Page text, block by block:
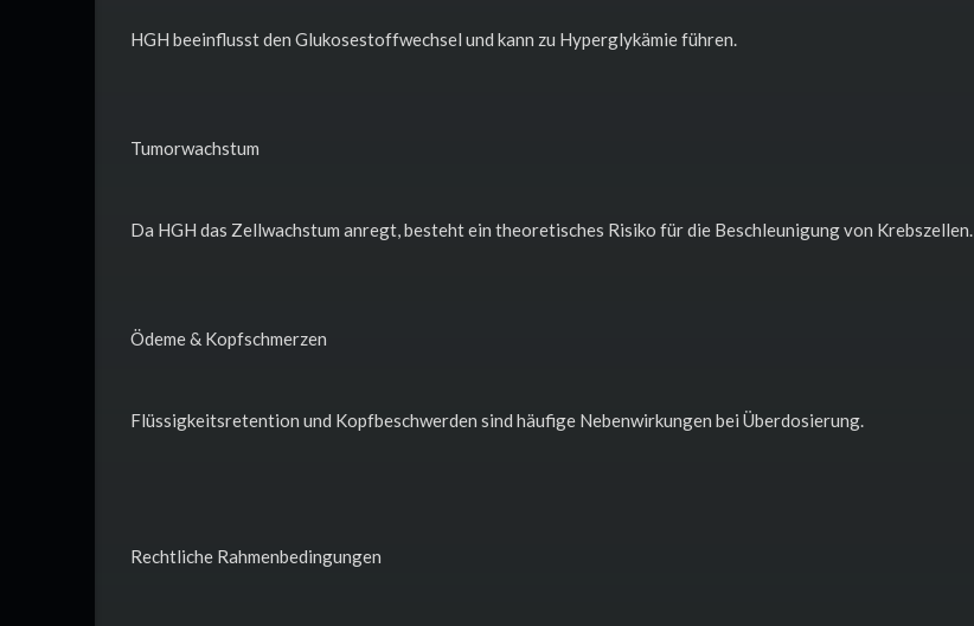
HGH beeinflusst den Glukosestoffwechsel und kann zu Hyperglykämie führen.
Tumorwachstum
Da HGH das Zellwachstum anregt, besteht ein theoretisches Risiko für die Beschleunigung von Krebszellen.
Ödeme & Kopfschmerzen
Flüssigkeitsretention und Kopfbeschwerden sind häufige Nebenwirkungen bei Überdosierung.
Rechtliche Rahmenbedingungen